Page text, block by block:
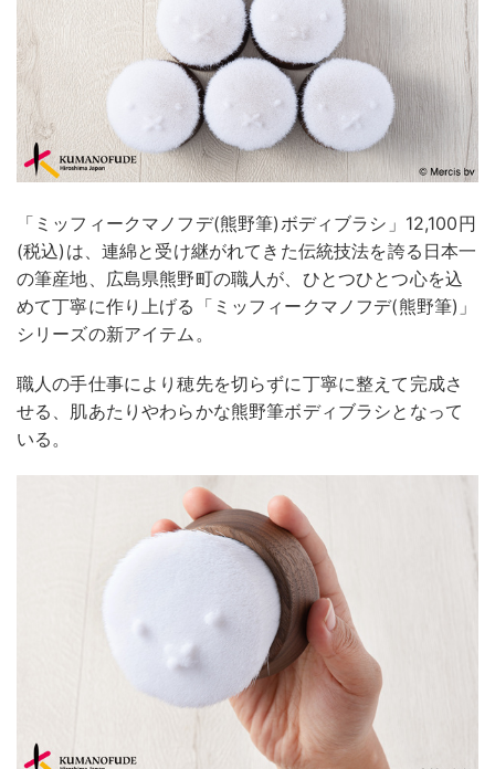
「ミッフィークマノフデ(熊野筆)ボディブラシ」12,100円
(税込)は、連綿と受け継がれてきた伝統技法を誇る日本一
の筆産地、広島県熊野町の職人が、ひとつひとつ心を込
めて丁寧に作り上げる「ミッフィークマノフデ(熊野筆)」
シリーズの新アイテム。
職人の手仕事により穂先を切らずに丁寧に整えて完成さ
せる、肌あたりやわらかな熊野筆ボディブラシとなって
いる。